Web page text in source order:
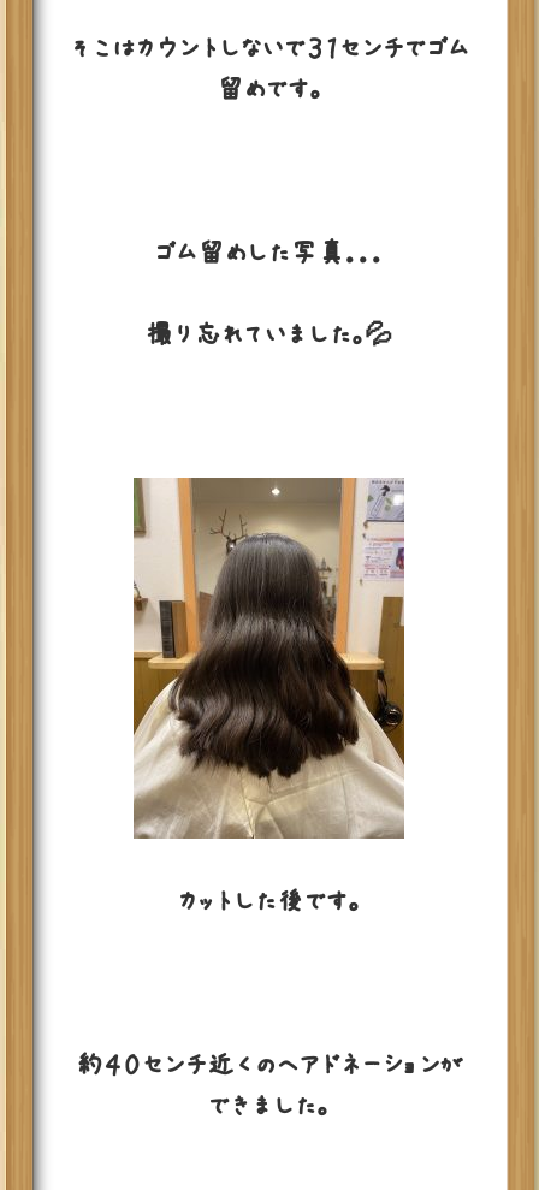
そこはカウントしないで３１センチでゴム
留めです。
ゴム留めした写真．．．
撮り忘れていました。💦
カットした後です。
約４０センチ近くのヘアドネーションが
できました。